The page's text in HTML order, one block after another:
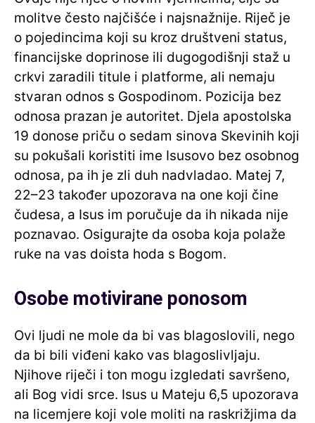
molitve često najčišće i najsnažnije. Riječ je
o pojedincima koji su kroz društveni status,
financijske doprinose ili dugogodišnji staž u
crkvi zaradili titule i platforme, ali nemaju
stvaran odnos s Gospodinom. Pozicija bez
odnosa prazan je autoritet. Djela apostolska
19 donose priču o sedam sinova Skevinih koji
su pokušali koristiti ime Isusovo bez osobnog
odnosa, pa ih je zli duh nadvladao. Matej 7,
22–23 također upozorava na one koji čine
čudesa, a Isus im poručuje da ih nikada nije
poznavao. Osigurajte da osoba koja polaže
ruke na vas doista hoda s Bogom.
Osobe motivirane ponosom
Ovi ljudi ne mole da bi vas blagoslovili, nego
da bi bili viđeni kako vas blagoslivljaju.
Njihove riječi i ton mogu izgledati savršeno,
ali Bog vidi srce. Isus u Mateju 6,5 upozorava
na licemjere koji vole moliti na raskrižjima da